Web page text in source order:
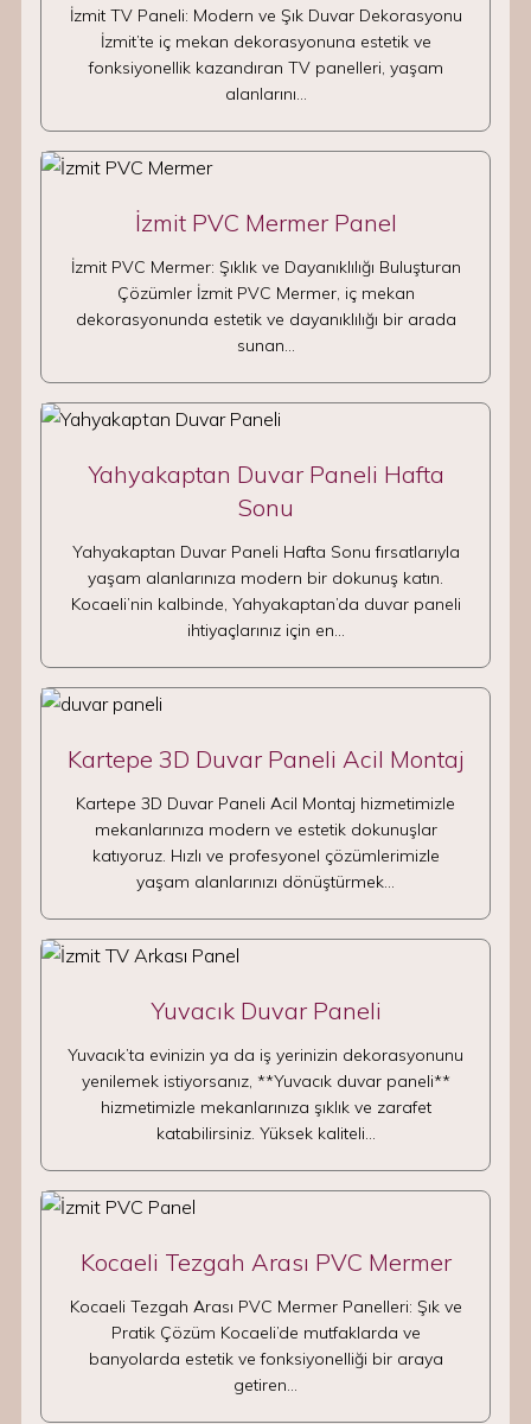
İzmit TV Paneli: Modern ve Şık Duvar Dekorasyonu
İzmit’te iç mekan dekorasyonuna estetik ve
fonksiyonellik kazandıran TV panelleri, yaşam
alanlarını…
İzmit PVC Mermer Panel
İzmit PVC Mermer: Şıklık ve Dayanıklılığı Buluşturan
Çözümler İzmit PVC Mermer, iç mekan
dekorasyonunda estetik ve dayanıklılığı bir arada
sunan…
Yahyakaptan Duvar Paneli Hafta
Sonu
Yahyakaptan Duvar Paneli Hafta Sonu fırsatlarıyla
yaşam alanlarınıza modern bir dokunuş katın.
Kocaeli’nin kalbinde, Yahyakaptan’da duvar paneli
ihtiyaçlarınız için en…
Kartepe 3D Duvar Paneli Acil Montaj
Kartepe 3D Duvar Paneli Acil Montaj hizmetimizle
mekanlarınıza modern ve estetik dokunuşlar
katıyoruz. Hızlı ve profesyonel çözümlerimizle
yaşam alanlarınızı dönüştürmek…
Yuvacık Duvar Paneli
Yuvacık’ta evinizin ya da iş yerinizin dekorasyonunu
yenilemek istiyorsanız, **Yuvacık duvar paneli**
hizmetimizle mekanlarınıza şıklık ve zarafet
katabilirsiniz. Yüksek kaliteli…
Kocaeli Tezgah Arası PVC Mermer
Kocaeli Tezgah Arası PVC Mermer Panelleri: Şık ve
Pratik Çözüm Kocaeli’de mutfaklarda ve
banyolarda estetik ve fonksiyonelliği bir araya
getiren…